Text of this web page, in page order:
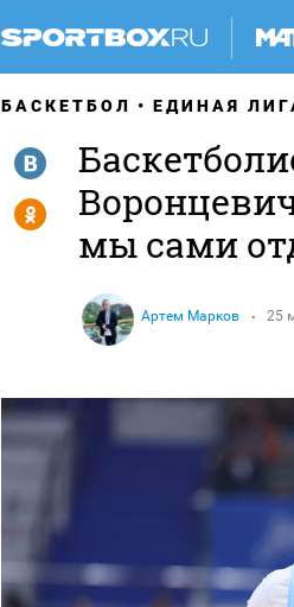
БАСКЕТБОЛ ЕДИНАЯ
мы сами
Артем Марков 25
R
Y